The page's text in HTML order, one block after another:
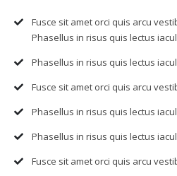
Fusce sit amet orci quis arcu
Phasellus in risus quis lectus
Phasellus in risus quis lectus
Fusce sit amet orci quis arcu
Phasellus in risus quis lectus
Phasellus in risus quis lectus
Fusce sit amet orci quis arcu